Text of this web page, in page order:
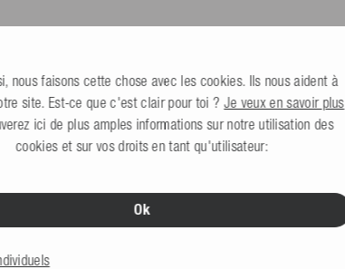
nous faisons cette chose avec les cookies. Ils nous aident à
site. Est-ce que c'est clair pour toi ?Je veux en savoir plus
ici de plus amples informations sur notre utilisation des
cookies et sur vos droits en tant qu'utilisateur:
Ok